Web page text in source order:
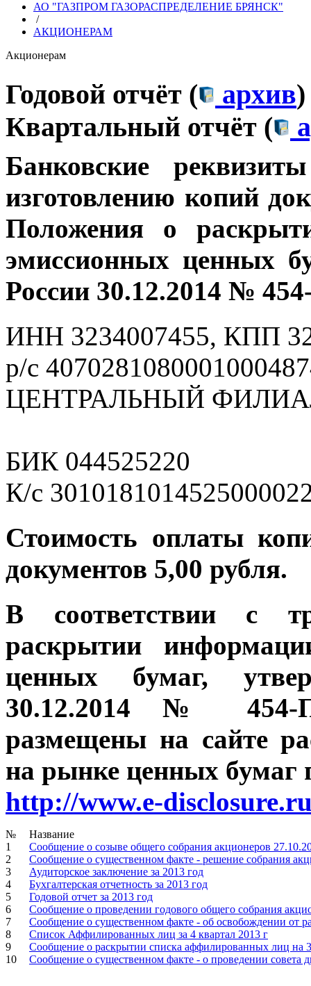
АО "ГАЗПРОМ ГАЗОРАСПРЕДЕЛЕНИЕ БРЯНСК"
/
АКЦИОНЕРАМ
Акционерам
Годовой отчёт ( архив)
Квартальный отчёт (
Банковские
изготовлению копий
Положения о
эмиссионных ценных
России 30.12.2014 №
ИНН 3234007455, КПП
р/с
ЦЕНТРАЛЬНЫЙ
БИК 044525220
К/с
Стоимость оплаты
документов 5,00 рубля.
В соответствии с
раскрытии
ценных бумаг,
30.12.2014 № 454-П
размещены на сайте
на рынке ценных бумаг
http://www.e-
№
Название
1
Сообщение о созыве общего собрания акционеров
2
Сообщение о существенном факте - решение собрания
3
Аудиторское заключение за 2013 год
4
Бухгалтерская отчетность за 2013 год
5
Годовой отчет за 2013 год
6
Сообщение о проведении годового общего собрания
7
Сообщение о существенном факте - об освобождении от
8
Список Аффилированных лиц за 4 квартал 2013 г
9
Сообщение о раскрытии списка аффилированных лиц на
10
Сообщение о существенном факте - о проведении совета